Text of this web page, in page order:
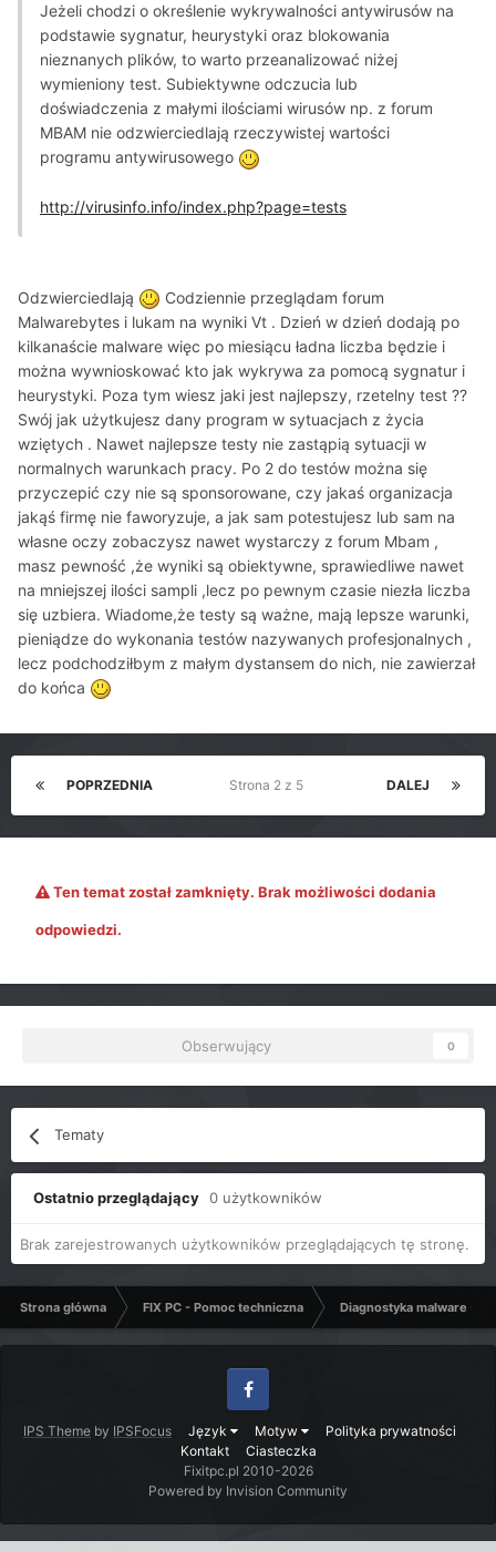
Jeżeli chodzi o określenie wykrywalności antywirusów na
podstawie sygnatur, heurystyki oraz blokowania
nieznanych plików, to warto przeanalizować niżej
wymieniony test. Subiektywne odczucia lub
doświadczenia z małymi ilościami wirusów np. z forum
MBAM nie odzwierciedlają rzeczywistej wartości
programu antywirusowego
http://virusinfo.info/index.php?page=tests
Odzwierciedlają
Codziennie przeglądam forum
Malwarebytes i lukam na wyniki Vt . Dzień w dzień dodają po
kilkanaście malware więc po miesiącu ładna liczba będzie i
można wywnioskować kto jak wykrywa za pomocą sygnatur i
heurystyki. Poza tym wiesz jaki jest najlepszy, rzetelny test ??
Swój jak użytkujesz dany program w sytuacjach z życia
wziętych . Nawet najlepsze testy nie zastąpią sytuacji w
normalnych warunkach pracy. Po 2 do testów można się
przyczepić czy nie są sponsorowane, czy jakaś organizacja
jakąś firmę nie faworyzuje, a jak sam potestujesz lub sam na
własne oczy zobaczysz nawet wystarczy z forum Mbam ,
masz pewność ,że wyniki są obiektywne, sprawiedliwe nawet
na mniejszej ilości sampli ,lecz po pewnym czasie niezła liczba
się uzbiera. Wiadome,że testy są ważne, mają lepsze warunki,
pieniądze do wykonania testów nazywanych profesjonalnych ,
lecz podchodziłbym z małym dystansem do nich, nie zawierzał
do końca
POPRZEDNIA DALEJ
Strona 2 z 5
Ten temat został zamknięty. Brak możliwości dodania
odpowiedzi.
Obserwujący 0
Tematy
Ostatnio przeglądający 0 użytkowników
Brak zarejestrowanych użytkowników przeglądających tę stronę.
Strona główna FIX PC - Pomoc techniczna Diagnostyka malware -
IPS Theme by IPSFocus Język Motyw
Polityka prywatności
Kontakt
Ciasteczka
Facebook
Fixitpc.pl 2010-2026
Powered by Invision Community